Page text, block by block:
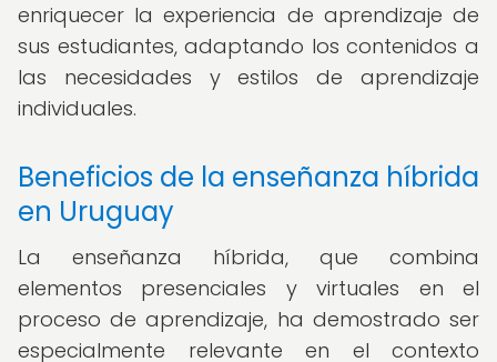
enriquecer la experiencia de aprendizaje de
sus estudiantes, adaptando los contenidos a
las necesidades y estilos de aprendizaje
individuales.
Beneficios de la enseñanza híbrida
en Uruguay
La enseñanza híbrida, que combina
elementos presenciales y virtuales en el
proceso de aprendizaje, ha demostrado ser
especialmente relevante en el contexto